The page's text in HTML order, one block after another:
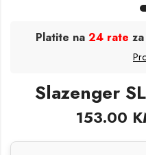
Platite na 24 rate
Slazenger
153.00